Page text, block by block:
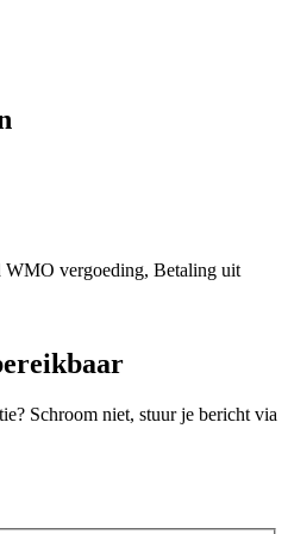
WMO vergoeding, Betaling uit
Schroom niet, stuur je bericht via